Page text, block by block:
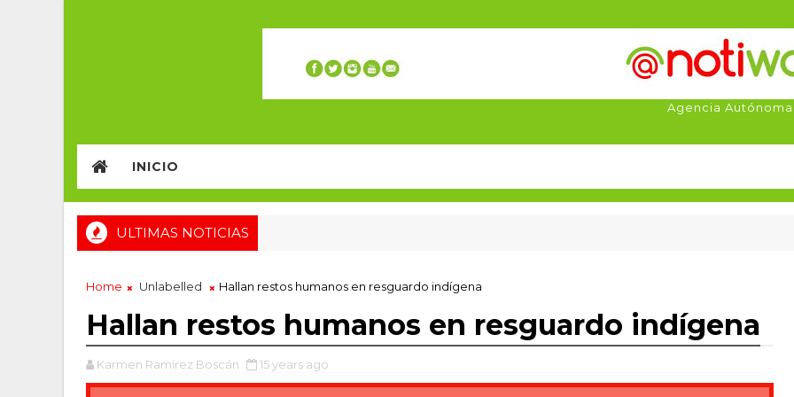
Agencia
INICIO
ULTIMAS NOTICIAS
Home Unlabelled Hallan restos humanos en resguardo indígena
Hallan restos humanos en resguardo indígena
Karmen Ramírez Boscán 15 years ago